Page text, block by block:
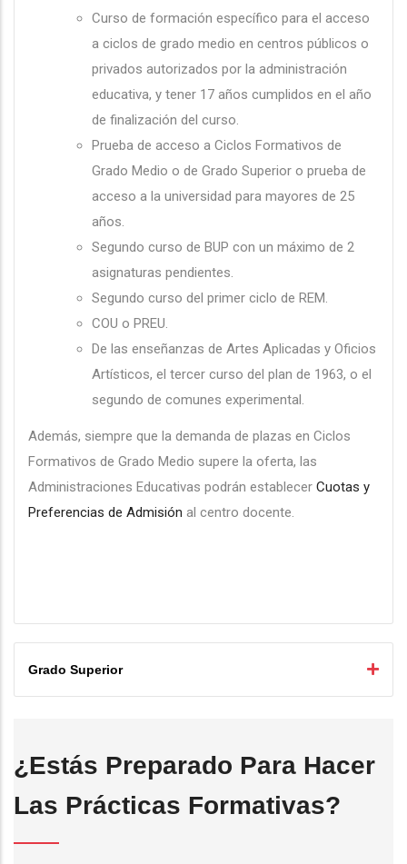
Curso de formación específico para el acceso
a ciclos de grado medio en centros públicos o
privados autorizados por la administración
educativa, y tener 17 años cumplidos en el año
de finalización del curso.
Prueba de acceso a Ciclos Formativos de
Grado Medio o de Grado Superior o prueba de
acceso a la universidad para mayores de 25
años.
Segundo curso de BUP con un máximo de 2
asignaturas pendientes.
Segundo curso del primer ciclo de REM.
COU o PREU.
De las enseñanzas de Artes Aplicadas y Oficios
Artísticos, el tercer curso del plan de 1963, o el
segundo de comunes experimental.
Además, siempre que la demanda de plazas en Ciclos
Formativos de Grado Medio supere la oferta, las
Administraciones Educativas podrán establecer Cuotas y
Preferencias de Admisión al centro docente.
Grado Superior
¿Estás Preparado Para Hacer
Las Prácticas Formativas?